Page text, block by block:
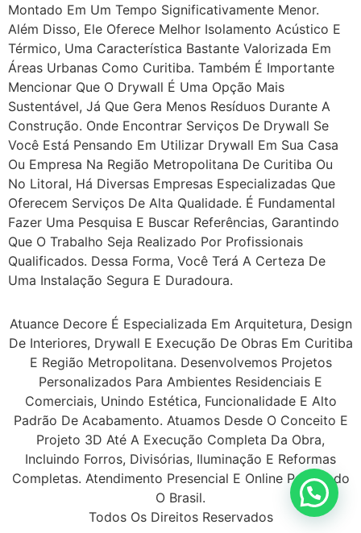
Montado Em Um Tempo Significativamente Menor.
Além Disso, Ele Oferece Melhor Isolamento Acústico E
Térmico, Uma Característica Bastante Valorizada Em
Áreas Urbanas Como Curitiba. Também É Importante
Mencionar Que O Drywall É Uma Opção Mais
Sustentável, Já Que Gera Menos Resíduos Durante A
Construção. Onde Encontrar Serviços De Drywall Se
Você Está Pensando Em Utilizar Drywall Em Sua Casa
Ou Empresa Na Região Metropolitana De Curitiba Ou
No Litoral, Há Diversas Empresas Especializadas Que
Oferecem Serviços De Alta Qualidade. É Fundamental
Fazer Uma Pesquisa E Buscar Referências, Garantindo
Que O Trabalho Seja Realizado Por Profissionais
Qualificados. Dessa Forma, Você Terá A Certeza De
Uma Instalação Segura E Duradoura.
Atuance Decore É Especializada Em Arquitetura, Design
De Interiores, Drywall E Execução De Obras Em Curitiba
E Região Metropolitana. Desenvolvemos Projetos
Personalizados Para Ambientes Residenciais E
Comerciais, Unindo Estética, Funcionalidade E Alto
Padrão De Acabamento. Atuamos Desde O Conceito E
Projeto 3D Até A Execução Completa Da Obra,
Incluindo Forros, Divisórias, Iluminação E Reformas
Completas. Atendimento Presencial E Online Para Todo
O Brasil.
Todos Os Direitos Reservados